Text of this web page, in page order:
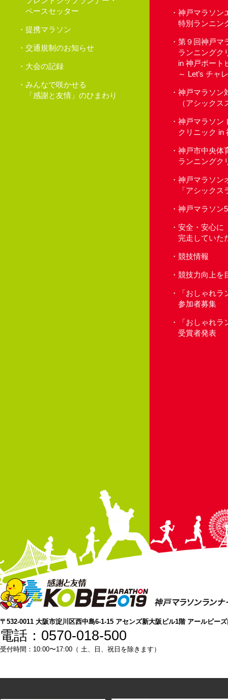
ペースセッター
提携マラソン
交通規制のお知らせ
大会の記録
みんなで咲かせる
「感謝と友情」のひまわり
神戸マラソン
特別ランニン
第９回神戸マ
ランニングク
in 神戸ポート
～ Let’s チャ
神戸マラソ
（アシックス
神戸マラソン
クリニック in
神戸市中央体
ランニングク
神戸マラソン
「アシック
神戸マラソン
安全・安心に
完走していた
競技情報
競技力向上を
「おしゃれ
参加者募集
「おしゃれ
受賞者発表
〒532-0011 大阪市淀川区西中島6-1-15 アセンズ新大阪ビル1階 アールビー
電話：0570-018-500
受付時間：10:00〜17:00（ 土、日、祝日を除きます）